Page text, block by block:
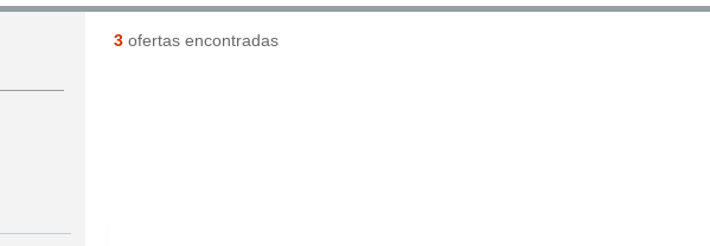
3ofertas encontradas